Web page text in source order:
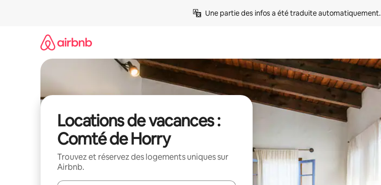
Une partie des infos a été traduite automatiquement.
Locations de vacances :
Comté de Horry
Trouvez et réservez des logements uniques sur
Airbnb.